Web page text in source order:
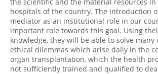
hospitals of the country. The introduction
mediator as an institutional role in our
important role towards this goal. Using
knowledge, they will be able to solve many
ethical dilemmas which arise daily in the
organ transplantation, which the health
not sufficiently trained and qualified to